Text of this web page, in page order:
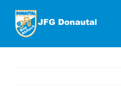
Inhalt
springen